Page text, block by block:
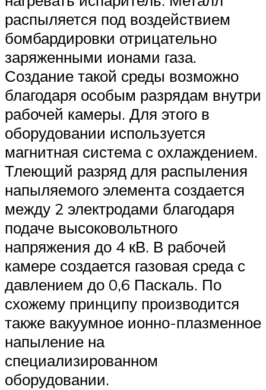
распыляется под воздействием
бомбардировки отрицательно
заряженными ионами газа.
Создание такой среды возможно
благодаря особым разрядам внутри
рабочей камеры. Для этого в
оборудовании используется
магнитная система с охлаждением.
Тлеющий разряд для распыления
напыляемого элемента создается
между 2 электродами благодаря
подаче высоковольтного
напряжения до 4 кВ. В рабочей
камере создается газовая среда с
давлением до 0,6 Паскаль. По
схожему принципу производится
также вакуумное ионно-плазменное
напыление на
специализированном
оборудовании.